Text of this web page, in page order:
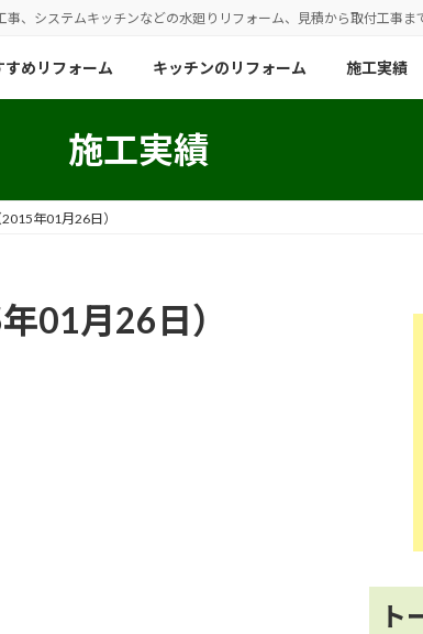
、システムキッチンなどの水廻りリフォーム、見積から取付工事ま
すめリフォーム キッチンのリフォーム 施工実績
施工実績
年01月26日）
01月26日）
ト